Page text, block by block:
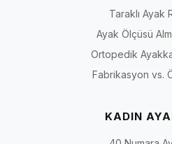
Taraklı Ayak
Ayak Ölçüsü
Ortopedik
Fabrikasyon vs.
KADIN